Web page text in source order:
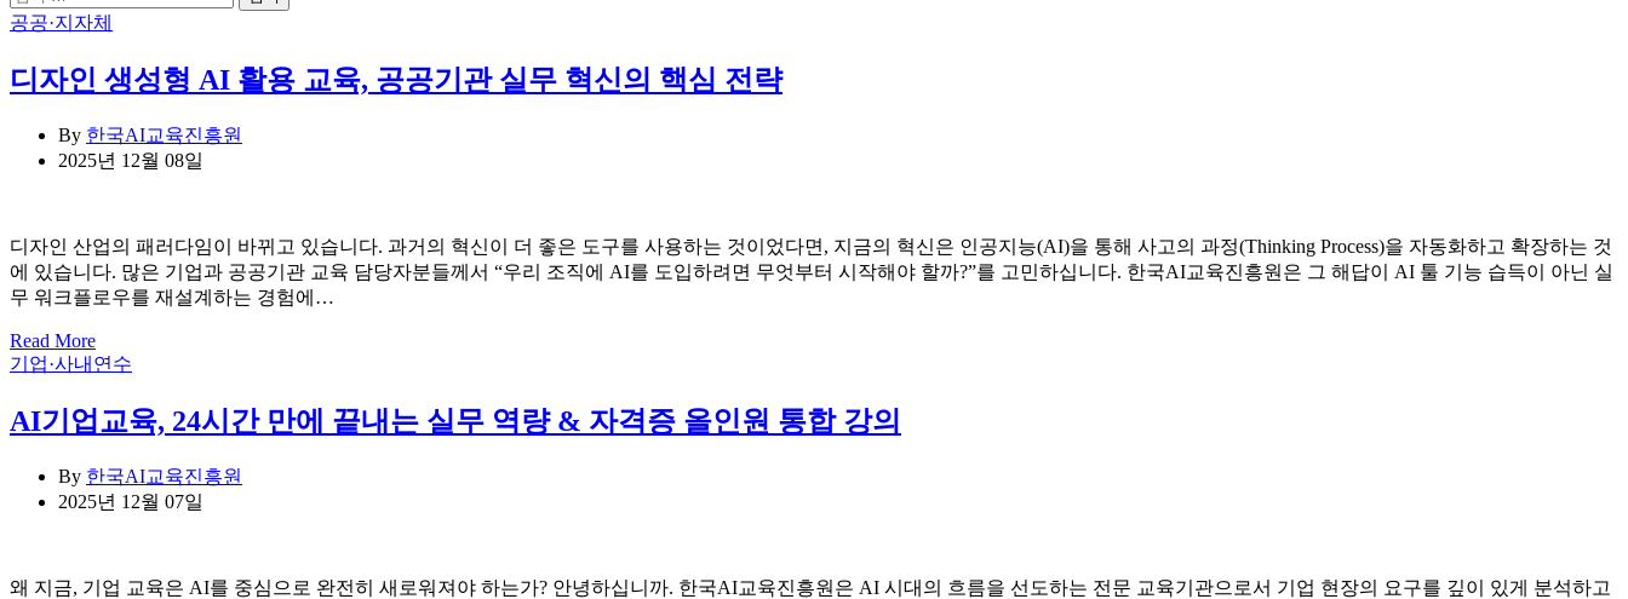
색:
Categories
공공·지자체
디자인 생성형 AI 활용 교육, 공공기관 실무 혁신의 핵심 전략
By 한국AI교육진흥원
2025년 12월 08일
디자인 산업의 패러다임이 바뀌고 있습니다. 과거의 혁신이 더 좋은 도구를 사용하는 것이었다면, 지금의 혁신은 인공지능(AI)을 통해 사고의 과정(Thinking Process)을 자동화하고 확장하는 것
에 있습니다. 많은 기업과 공공기관 교육 담당자분들께서 “우리 조직에 AI를 도입하려면 무엇부터 시작해야 할까?”를 고민하십니다. 한국AI교육진흥원은 그 해답이 AI 툴 기능 습득이 아닌 실
무 워크플로우를 재설계하는 경험에…
Read More
Categories
기업·사내연수
AI기업교육, 24시간 만에 끝내는 실무 역량 & 자격증 올인원 통합 강의
By 한국AI교육진흥원
2025년 12월 07일
왜 지금, 기업 교육은 AI를 중심으로 완전히 새로워져야 하는가? 안녕하십니까. 한국AI교육진흥원은 AI 시대의 흐름을 선도하는 전문 교육기관으로서 기업 현장의 요구를 깊이 있게 분석하고